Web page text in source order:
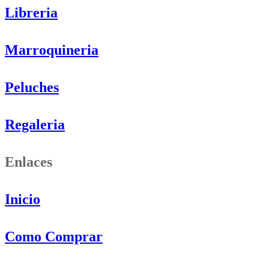
Libreria
Marroquineria
Peluches
Regaleria
Enlaces
Inicio
Como Comprar